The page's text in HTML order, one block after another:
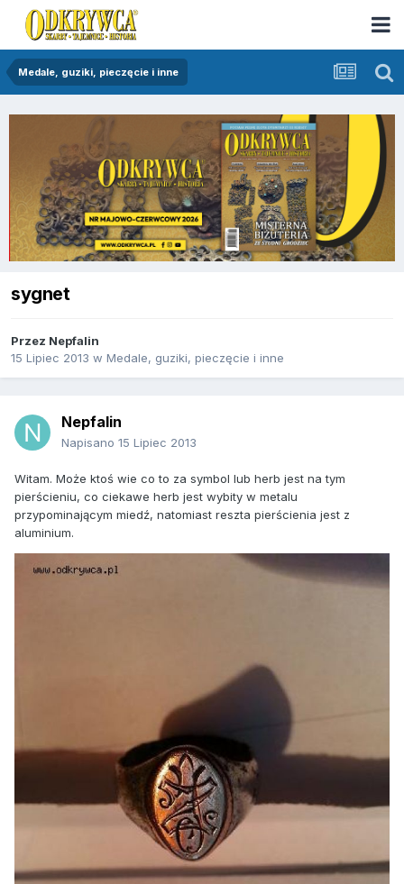
Medale, guziki, pieczęcie i inne
sygnet
Przez Nepfalin
15 Lipiec 2013 w Medale, guziki, pieczęcie i inne
Nepfalin
Napisano 15 Lipiec 2013
Witam. Może ktoś wie co to za symbol lub herb jest na tym
pierścieniu, co ciekawe herb jest wybity w metalu
przypominającym miedź, natomiast reszta pierścienia jest z
aluminium.